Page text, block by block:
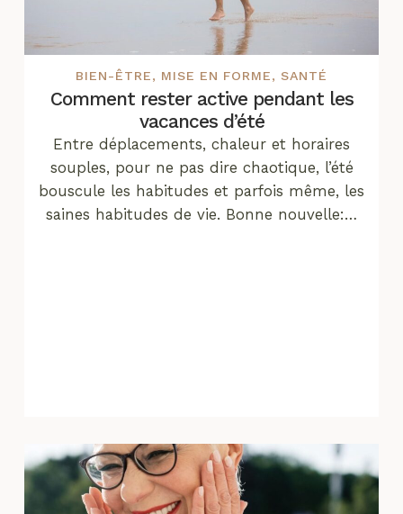
BIEN-ÊTRE, MISE EN FORME, SANTÉ
Comment rester active pendant les
vacances d’été
Entre déplacements, chaleur et horaires
souples, pour ne pas dire chaotique, l’été
bouscule les habitudes et parfois même, les
saines habitudes de vie. Bonne nouvelle:…